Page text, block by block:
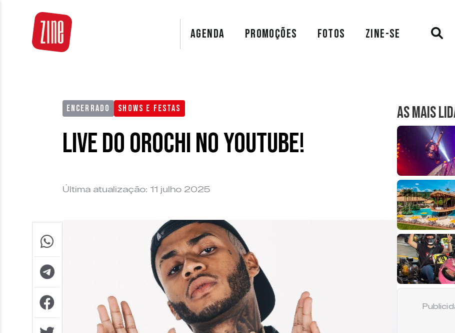
AGENDA PROMOÇÕES FOTOS ZINE-SE
ENCERRADO SHOWS E FESTAS
Live do Orochi no Youtube!
Última atualização: 11 julho 2025
AS MAIS